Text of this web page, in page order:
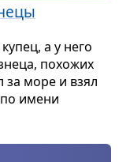
а у него
похо­жих
за море и взял
имени